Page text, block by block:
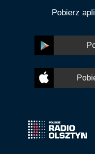
Pobierz